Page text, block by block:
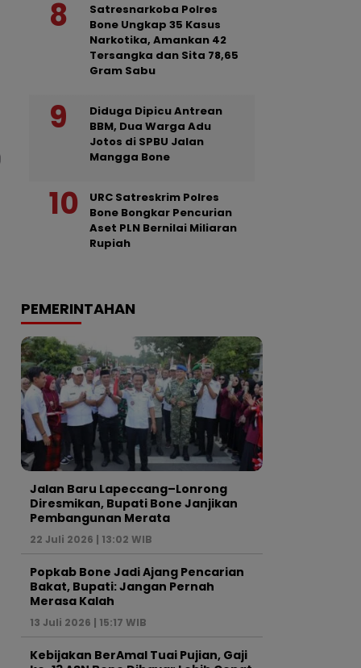
Satresnarkoba Polres
Bone Ungkap 35 Kasus
Narkotika, Amankan 42
Tersangka dan Sita 78,65
Gram Sabu
Diduga Dipicu Antrean
BBM, Dua Warga Adu
Jotos di SPBU Jalan
Mangga Bone
URC Satreskrim Polres
Bone Bongkar Pencurian
Aset PLN Bernilai Miliaran
Rupiah
PEMERINTAHAN
Jalan Baru Lapeccang–Lonrong
Diresmikan, Bupati Bone Janjikan
Pembangunan Merata
22 Juli 2026 | 13:02 WIB
Popkab Bone Jadi Ajang Pencarian
Bakat, Bupati: Jangan Pernah
Merasa Kalah
13 Juli 2026 | 15:17 WIB
Kebijakan BerAmal Tuai Pujian, Gaji